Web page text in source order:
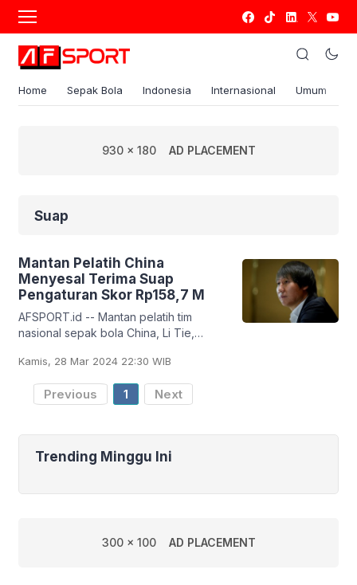
Home Sepak Bola Indonesia Internasional Umum
930 x 180 AD PLACEMENT
Suap
Mantan Pelatih China
Menyesal Terima Suap
Pengaturan Skor Rp158,7 M
AFSPORT.id -- Mantan pelatih tim
nasional sepak bola China, Li Tie,
sekitar 10 juta dolar AS atau Rp158,7
miliar. Ia kini merasa
Kamis, 28 Mar 2024 22:30 WIB
Previous 1 Next
Trending Minggu Ini
300 x 100 AD PLACEMENT